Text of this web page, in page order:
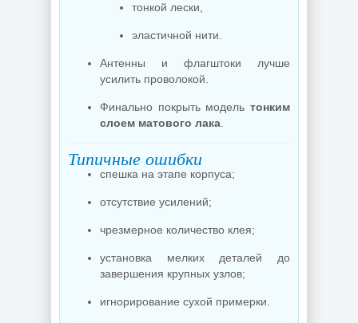
тонкой лески,
эластичной нити.
Антенны и флагштоки лучше
усилить проволокой.
Финально покрыть модель тонким
слоем матового лака
Типичные ошибки
спешка на этапе корпуса;
отсутствие усилений;
чрезмерное количество клея;
установка мелких деталей до
завершения крупных узлов;
игнорирование сухой примерки.